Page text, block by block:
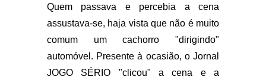
Quem passava e percebia a cena
assustava-se, haja vista que não é muito
comum um cachorro "dirigindo"
automóvel. Presente à ocasião, o Jornal
JOGO SÉRIO "clicou" a cena e a